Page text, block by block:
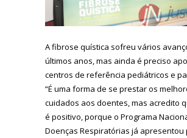
A fibrose quística sofreu vários
últimos anos, mas ainda é preciso
centros de referência pediátricos e
“É uma forma de se prestar os
cuidados aos doentes, mas acredito
é positivo, porque o Programa
Doenças Respiratórias já apresentou